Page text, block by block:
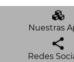
Nuestras
Redes